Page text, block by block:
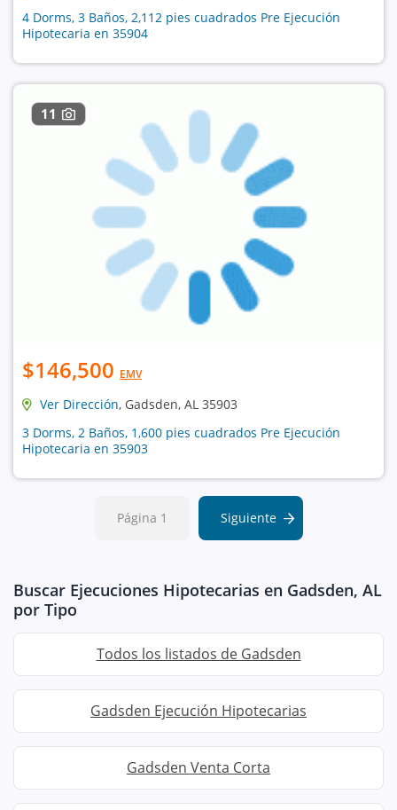
4 Dorms, 3 Baños, 2,112 pies cuadrados Pre Ejecución
Hipotecaria en 35904
11
$146,500 EMV
Ver Dirección, Gadsden, AL 35903
3 Dorms, 2 Baños, 1,600 pies cuadrados Pre Ejecución
Hipotecaria en 35903
Página 1 Siguiente
Buscar Ejecuciones Hipotecarias en Gadsden, AL
por Tipo
Todos los listados de Gadsden
Gadsden Ejecución Hipotecarias
Gadsden Venta Corta